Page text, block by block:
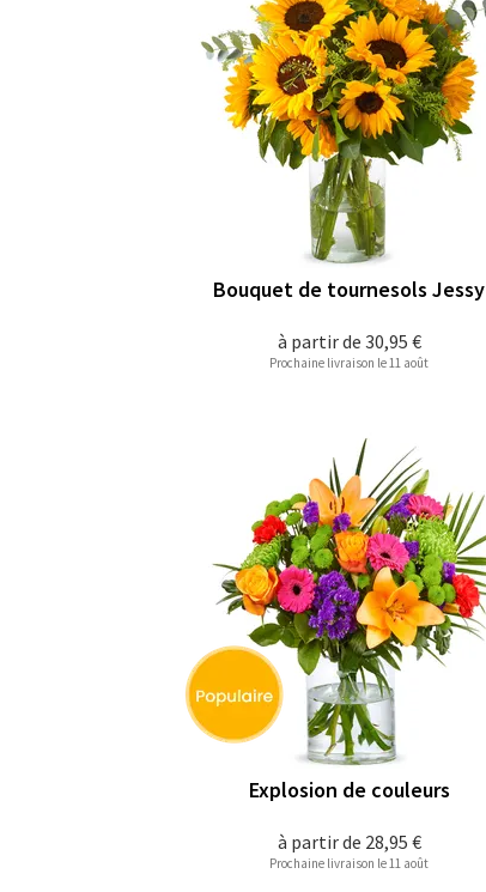
à partir de 30,95 €
Bouquet de tournesols Jessy
Prochaine livraison le 11 août
à partir de 28,95 €
Explosion de couleurs
Prochaine livraison le 11 août